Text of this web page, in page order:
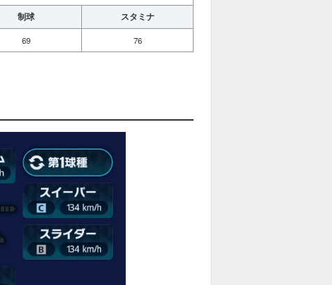
制球 スタミナ
69 76